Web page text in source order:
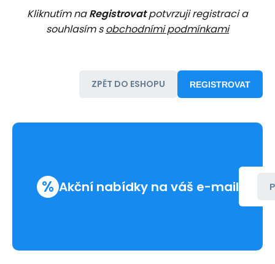
Kliknutím naRegistrovatpotvrzuji registraci a
souhlasím sobchodními podmínkami
ZPĚT DO ESHOPU REGISTROVAT
% Akční nabídky na váš e-mail